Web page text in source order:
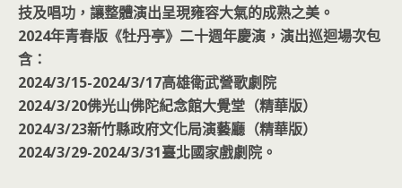
技及唱功，讓整體演出呈現雍容大氣的成熟之美。
2024年青春版《牡丹亭》二十週年慶演，演出巡迴場次包
含：
2024/3/15-2024/3/17高雄衛武營歌劇院
2024/3/20佛光山佛陀紀念館大覺堂（精華版）
2024/3/23新竹縣政府文化局演藝廳（精華版）
2024/3/29-2024/3/31臺北國家戲劇院。